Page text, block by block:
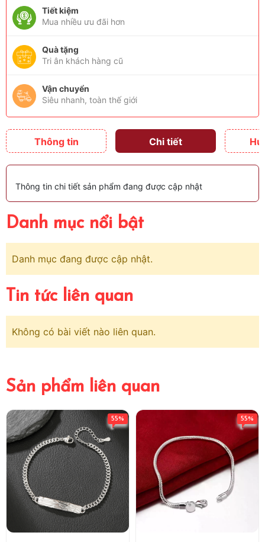
Tiết kiệm
Mua nhiều ưu đãi hơn
Quà tặng
Tri ân khách hàng cũ
Vận chuyển
Siêu nhanh, toàn thế giới
Thông tin Chi tiết
Thông tin chi tiết sản phẩm đang được cập nhật
Danh mục nổi bật
Danh mục đang được cập nhật.
Tin tức liên quan
Không có bài viết nào liên quan.
Sản phẩm liên quan
55% 55%